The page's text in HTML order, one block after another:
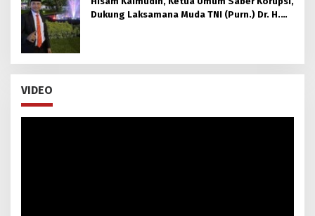
Dukung Laksamana Muda TNI (Purn.) Dr. H.
VIDEO